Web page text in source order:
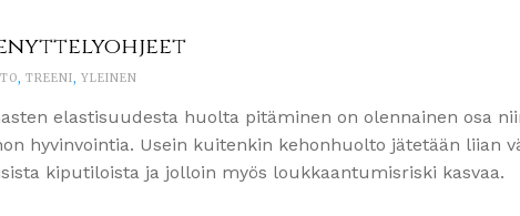
, TREENI, YLEINEN
elastisuudesta huolta pitäminen on olennainen osa
hyvinvointia. Usein kuitenkin kehonhuolto jätetään liian
kiputiloista ja jolloin myös loukkaantumisriski kasvaa.